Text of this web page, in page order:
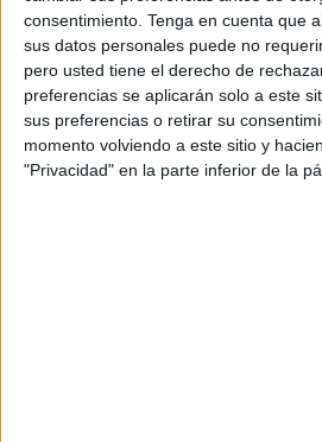
consentimiento. Tenga en cuenta que
sus datos personales puede no
pero usted tiene el derecho de
preferencias se aplicarán solo a este
sus preferencias o retirar su
momento volviendo a este sitio y
"Privacidad" en la parte inferior de la